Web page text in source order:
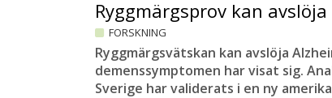
Ryggmärgsprov kan
FORSKNING
Ryggmärgsvätskan kan avslöja
demenssymptomen har visat sig.
Sverige har validerats i en ny